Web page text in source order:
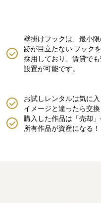
壁掛けフックは、最小
跡が目立たない フックを
採用しており、賃貸で
設置が可能です。
購入した作品は「売却」
所有作品が資産になる！
お試しレンタルは気に入
イメージと違ったら交換